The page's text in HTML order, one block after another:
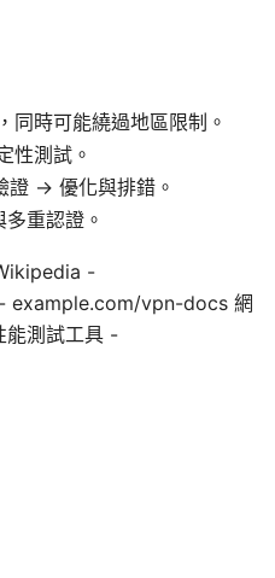
同時可能繞過地區限制。
性測試。
證 → 優化與排錯。
重認證。
-
example.com/vpn-docs 網
能測試工具 -